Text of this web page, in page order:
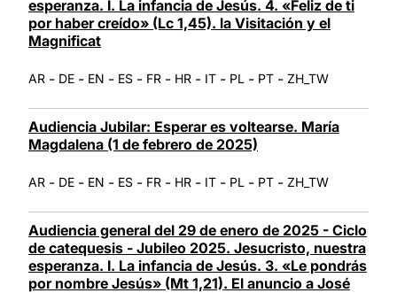
esperanza. I. La infancia de Jesús. 4. «Feliz de ti
por haber creído» (Lc 1,45). la Visitación y el
Magnificat
AR - DE - EN - ES - FR - HR - IT - PL - PT - ZH_TW
Audiencia Jubilar: Esperar es voltearse. María
Magdalena (1 de febrero de 2025)
AR - DE - EN - ES - FR - HR - IT - PL - PT - ZH_TW
Audiencia general del 29 de enero de 2025 - Ciclo
de catequesis - Jubileo 2025. Jesucristo, nuestra
esperanza. I. La infancia de Jesús. 3. «Le pondrás
por nombre Jesús» (Mt 1,21). El anuncio a José